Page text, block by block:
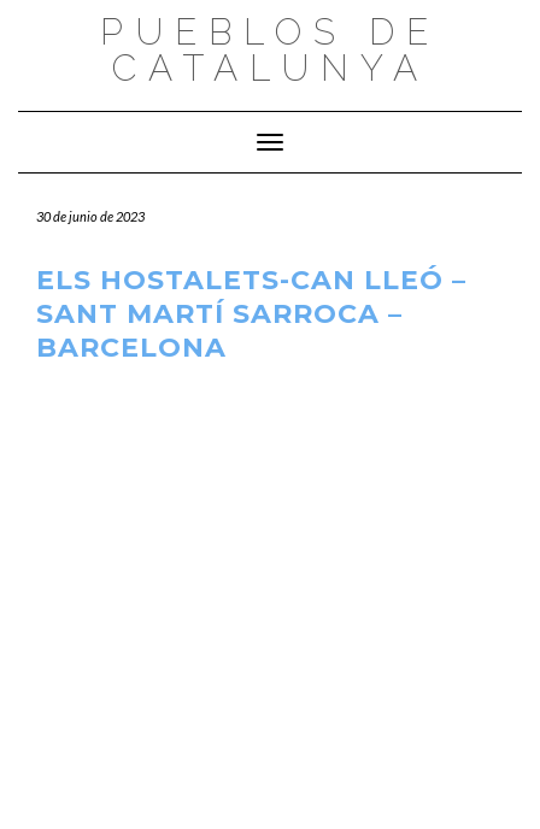
PUEBLOS DE
CATALUNYA
Cambiar modo de navegación
30 de junio de 2023
ELS HOSTALETS-CAN LLEÓ –
SANT MARTÍ SARROCA –
BARCELONA